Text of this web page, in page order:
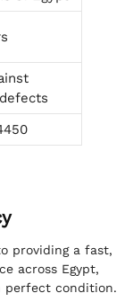
providing a fast,
across Egypt,
perfect condition.